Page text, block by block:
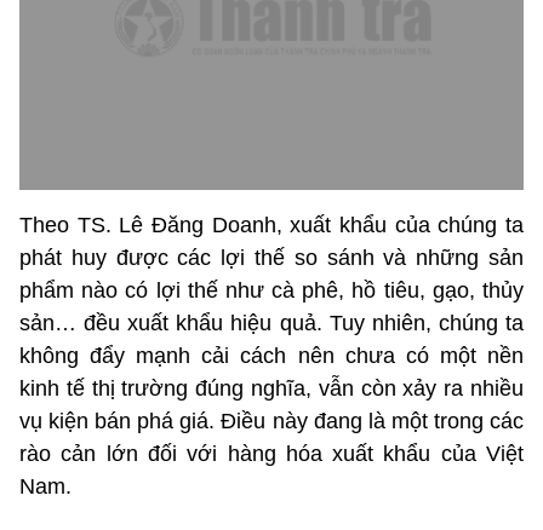
Theo TS. Lê Đăng Doanh, xuất khẩu của chúng ta
phát huy được các lợi thế so sánh và những sản
phẩm nào có lợi thế như cà phê, hồ tiêu, gạo, thủy
sản… đều xuất khẩu hiệu quả. Tuy nhiên, chúng ta
không đẩy mạnh cải cách nên chưa có một nền
kinh tế thị trường đúng nghĩa, vẫn còn xảy ra nhiều
vụ kiện bán phá giá. Điều này đang là một trong các
rào cản lớn đối với hàng hóa xuất khẩu của Việt
Nam.